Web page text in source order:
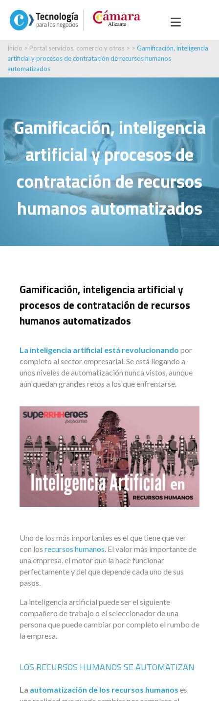
Inicio > Portal servicios, comercio y otros > > Gamificación, inteligencia
artificial y procesos de contratación de recursos humanos
automatizados
Gamificación, inteligencia
artificial y procesos de
contratación de recursos
humanos automatizados
Gamificación, inteligencia artificial y
procesos de contratación de recursos
humanos automatizados
La inteligencia artificial está revolucionando por
completo al sector empresarial. Se está llegando a
unos niveles de automatización nunca vistos, aunque
aún quedan grandes retos a los que enfrentarse.
Uno de los más importantes es el que tiene que ver
con los recursos humanos . El valor más importante de
una empresa, el motor que la hace funcionar
perfectamente y del que depende cada uno de sus
pasos.
La inteligencia artificial puede ser el siguiente
compañero de trabajo o el seleccionador de una
persona que puede cambiar por completo el rumbo de
la empresa.
LOS RECURSOS HUMANOS SE AUTOMATIZAN
La automatización de los recursos humanos es